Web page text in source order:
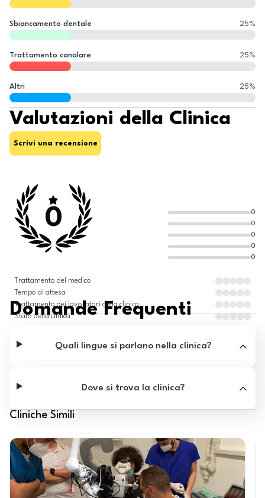
Sbiancamento dentale 25%
Trattamento canalare 25%
Altri 25%
Valutazioni della Clinica
Scrivi una recensione
0
0
0
0
0
0
Trattamento del medico
Tempo di attesa
Trattamento dei lavoratori della clinica
Stato della clinica
Domande Frequenti
Quali lingue si parlano nella clinica?
Dove si trova la clinica?
Cliniche Simili